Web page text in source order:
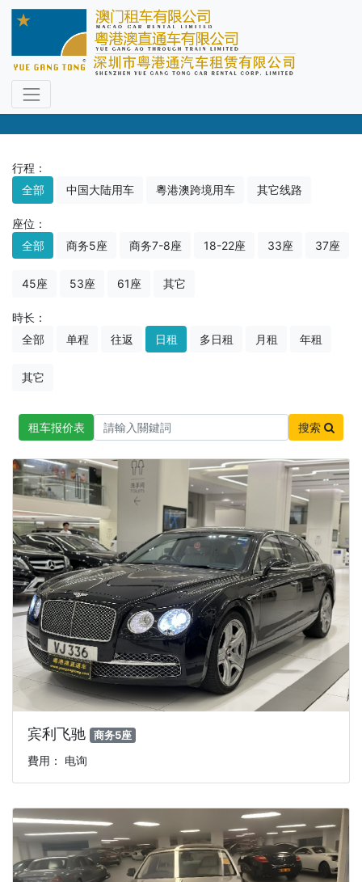
车型选择
尊享专职司机，直通过关免下车
行程：
全部
中国大陆用车 粵港澳跨境用车 其它线路
座位：
全部
商务5座 商务7-8座 18-22座 33座 37座
45座 53座 61座 其它
時长：
全部
单程 往返 日租 多日租 月租 年租
其它
租车报价表 搜索
宾利飞驰 商务5座
費用： 电询